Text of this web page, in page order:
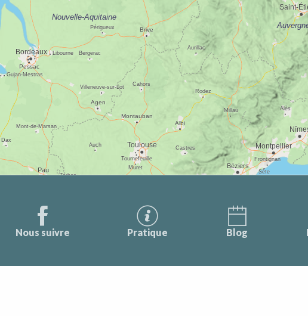
Nous suivre Pratique Blog